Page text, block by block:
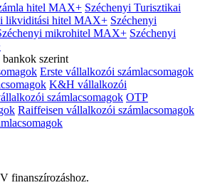
hitel MAX+ Széchenyi Turisztikai
likviditási hitel MAX+ Széchenyi
mikrohitel MAX+ Széchenyi
szerint
Erste vállalkozói számlacsomagok
K&H vállalkozói
számlacsomagok OTP
Raiffeisen vállalkozói számlacsomagok
finanszírozáshoz.